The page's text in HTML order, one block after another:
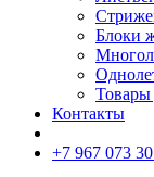
Блоки
Товары
Контакты
+7 967 073